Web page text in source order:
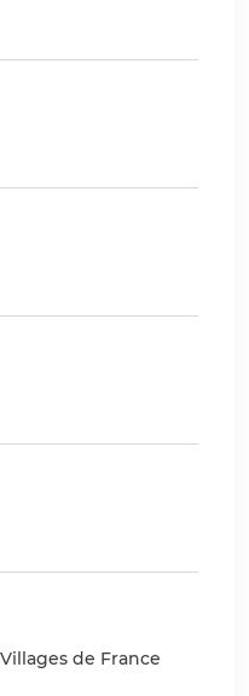
de France